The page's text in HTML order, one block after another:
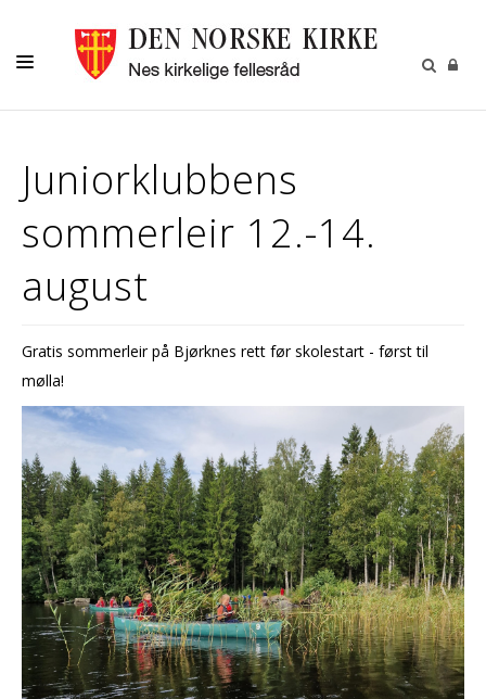
KONFIRMASJON
MUSIKK OG KULTUR
NESPOSTEN
OM OSS
Juniorklubbens
sommerleir 12.-14.
august
Gratis sommerleir på Bjørknes rett før skolestart - først til
mølla!